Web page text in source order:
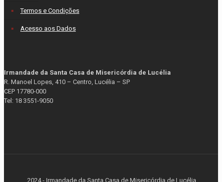
Termos e Condições
Acesso aos Dados
Irmandade da Santa Casa de Misericórdia de Lucélia
R. Manoel Lopes, 410 – Centro, Lucélia – SP
CEP 17780-000
Tel: 18 3551-9050
2024 - Irmandade da Santa Casa de Misericórdia de Lucélia